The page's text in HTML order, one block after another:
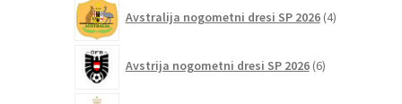
Avstralija nogometni dresi SP 2026 4izdelki
Avstrija nogometni dresi SP 2026 6izdelkov